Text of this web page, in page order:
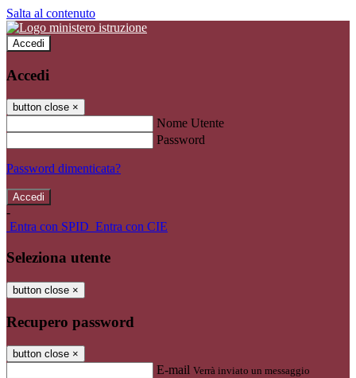
Salta al contenuto
Accedi
Accedi
button close ×
Nome Utente
Password
Password dimenticata?
-
Entra con SPID Entra con CIE
Seleziona utente
button close ×
Recupero password
button close ×
E-mail Verrà inviato un messaggio